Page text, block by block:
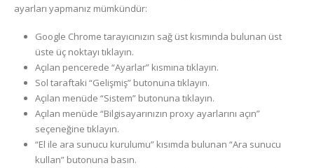
ayarları yapmanız mümkündür:
Google Chrome tarayıcınızın sağ üst kısmında bulunan üst
üste üç noktayı tıklayın.
Açılan pencerede “Ayarlar” kısmına tıklayın.
Sol taraftaki “Gelişmiş” butonuna tıklayın.
Açılan menüde “Sistem” butonuna tıklayın.
Açılan menüde “Bilgisayarınızın proxy ayarlarını açın”
seçeneğine tıklayın.
“El ile ara sunucu kurulumu” kısımda bulunan “Ara sunucu
kullan” butonuna basın.